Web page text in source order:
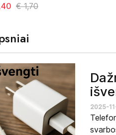
Kaina
€ 1,70
2025-